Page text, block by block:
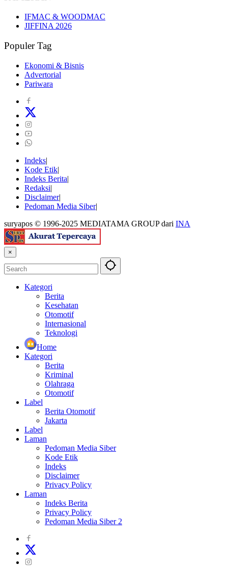
IFMAC & WOODMAC
JIFFINA 2026
Populer Tag
Ekonomi & Bisnis
Advertorial
Pariwara
Indeks
Kode Etik
Indeks Berita
Redaksi
Disclaimer
Pedoman Media Siber
suryapos © 1996-2025 MEDIATAMA GROUP dari INA
×
Kategori
Berita
Kesehatan
Otomotif
Internasional
Teknologi
Home
Kategori
Berita
Kriminal
Olahraga
Otomotif
Label
Berita Otomotif
Jakarta
Label
Laman
Pedoman Media Siber
Kode Etik
Indeks
Disclaimer
Privacy Policy
Laman
Indeks Berita
Privacy Policy
Pedoman Media Siber 2